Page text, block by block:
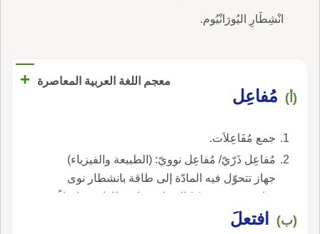
انْشِطَارِ اليُورَانْيُوم.
معجم اللغة العربية المعاصرة +
(أ) مُفاعِل
جمع مُفَاعِلاَت.
مُفاعِل ذَرّيّ/ مُفاعِل نوويّ: (الطبيعة والفيزياء)
جهاز تتحوّل فيه المادّة إلى طاقة بانشطار نوى
ذرّات عنصر مُشِعّ كاليورانيوم انشطارًا متسلسلاً
يستمر تلقائيًّا؛ وتُتخذ فيه الوسائل الكفيلة بوقفه
(ب) افتعلَ